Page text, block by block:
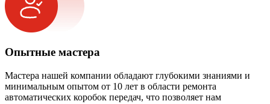
Опытные мастера
Мастера нашей компании обладают глубокими знаниями и
минимальным опытом от 10 лет в области ремонта
автоматических коробок передач, что позволяет нам